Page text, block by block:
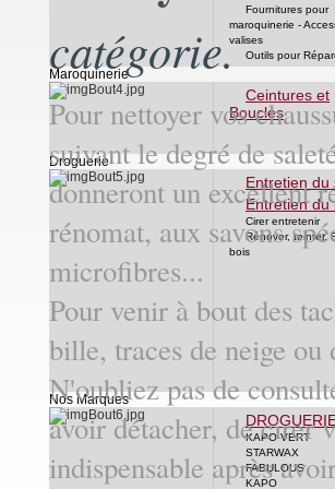
Fournitures pour
maroquinerie -
valises
Outils pour
Maroquinerie
Ceintures et
Boucles
Droguerie
Entretien du
Entretien du
Cirer entretenir
Rénover, teinter,
bois
Nos Marques
KAPO VERT
STARWAX
FABULOUS
KAPO
catégorie.
Pour nettoyer vos
suivant le degré de
donneront un excellent
rénomat, aux savons
microfibres...
Pour venir à bout des
bille, traces de neige
N'oubliez pas de
avoir détacher, de cirer
indispensable après